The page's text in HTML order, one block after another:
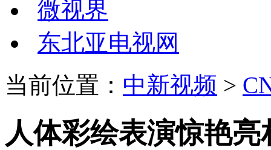
微视界
东北亚电视网
当前位置： 中新视频 >
人体彩绘表演惊艳亮